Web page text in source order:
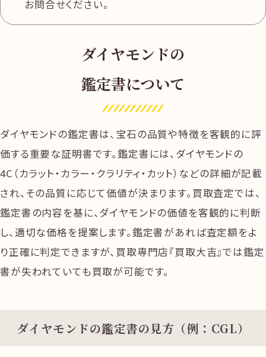
お問合せください。
ダイヤモンドの
鑑定書について
ダイヤモンドの鑑定書は、宝石の品質や特徴を客観的に評
価する重要な証明書です。鑑定書には、ダイヤモンドの
4C（カラット・カラー・クラリティ・カット）などの詳細が記載
され、その品質に応じて価値が決まります。買取査定では、
鑑定書の内容を基に、ダイヤモンドの価値を客観的に判断
し、適切な価格を提案します。鑑定書があれば査定額をよ
り正確に判定できますが、買取専門店『買取大吉』では鑑定
書が失われていても買取が可能です。
ダイヤモンドの鑑定書の見方（例：CGL）